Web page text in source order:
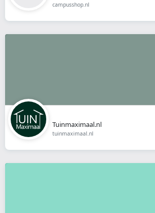
campusshop.nl
Tuinmaximaal.nl
tuinmaximaal.nl